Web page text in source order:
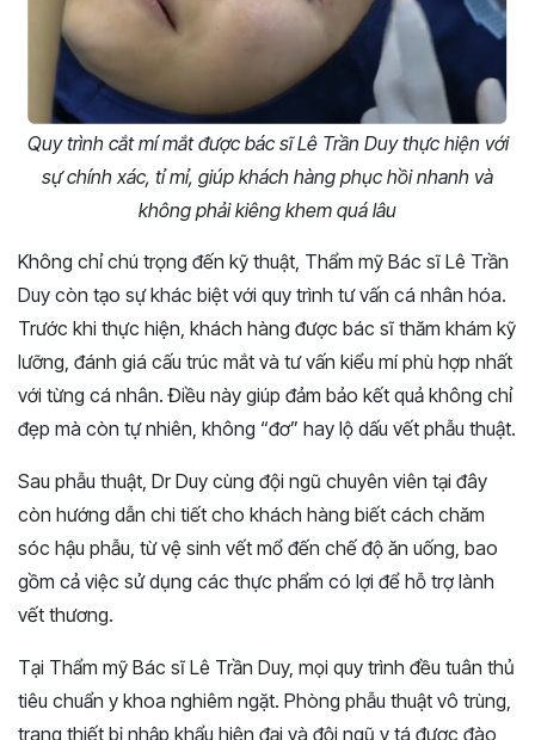
Quy trình cắt mí mắt được bác sĩ Lê Trần Duy thực hiện với
sự chính xác, tỉ mỉ, giúp khách hàng phục hồi nhanh và
không phải kiêng khem quá lâu
Không chỉ chú trọng đến kỹ thuật, Thẩm mỹ Bác sĩ Lê Trần
Duy còn tạo sự khác biệt với quy trình tư vấn cá nhân hóa.
Trước khi thực hiện, khách hàng được bác sĩ thăm khám kỹ
lưỡng, đánh giá cấu trúc mắt và tư vấn kiểu mí phù hợp nhất
với từng cá nhân. Điều này giúp đảm bảo kết quả không chỉ
đẹp mà còn tự nhiên, không “đơ” hay lộ dấu vết phẫu thuật.
Sau phẫu thuật, Dr Duy cùng đội ngũ chuyên viên tại đây
còn hướng dẫn chi tiết cho khách hàng biết cách chăm
sóc hậu phẫu, từ vệ sinh vết mổ đến chế độ ăn uống, bao
gồm cả việc sử dụng các thực phẩm có lợi để hỗ trợ lành
vết thương.
Tại Thẩm mỹ Bác sĩ Lê Trần Duy, mọi quy trình đều tuân thủ
tiêu chuẩn y khoa nghiêm ngặt. Phòng phẫu thuật vô trùng,
trang thiết bị nhập khẩu hiện đại và đội ngũ y tá được đào